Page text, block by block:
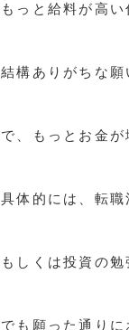
もっと給料が高
結構ありがちな願
で、もっとお金が
具体的には、転職
もしくは投資の
でも願った通りに